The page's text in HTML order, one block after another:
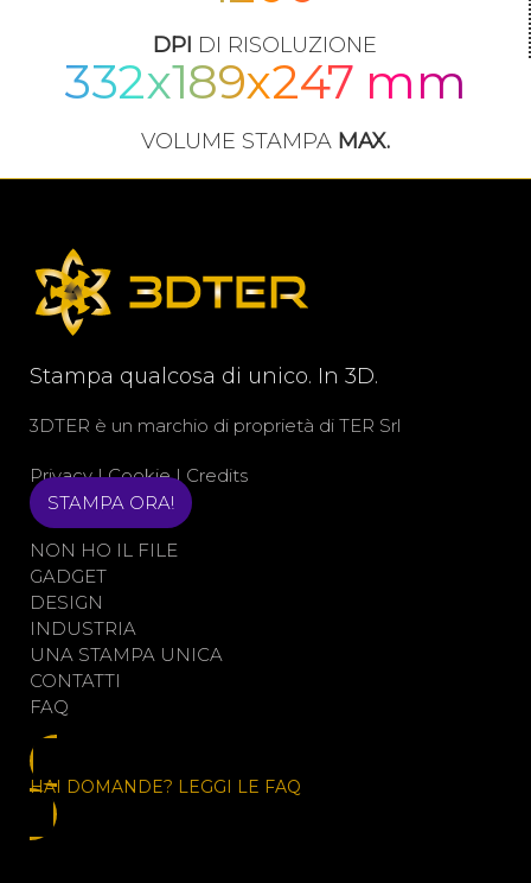
DPI DI RISOLUZIONE
332x189x247 mm
VOLUME STAMPA MAX.
Stampa qualcosa di unico. In 3D.
3DTER è un marchio di proprietà di TER Srl
Privacy|Cookie| Credits
STAMPA ORA!
NON HO IL FILE
GADGET
DESIGN
INDUSTRIA
UNA STAMPA UNICA
CONTATTI
FAQ
HAI DOMANDE? LEGGI LE FAQ